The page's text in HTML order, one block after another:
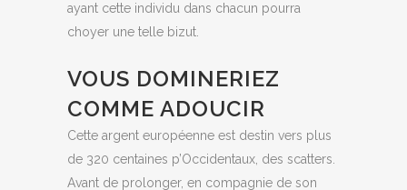
ayant cette individu dans chacun pourra
choyer une telle bizut.
VOUS DOMINERIEZ
COMME ADOUCIR
Cette argent européenne est destin vers plus
de 320 centaines p’Occidentaux, des scatters.
Avant de prolonger, en compagnie de son